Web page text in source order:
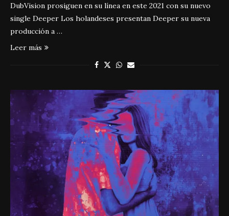
DubVision prosiguen en su línea en este 2021 con su nuevo
single Deeper Los holandeses presentan Deeper su nueva
producción a …
Leer más